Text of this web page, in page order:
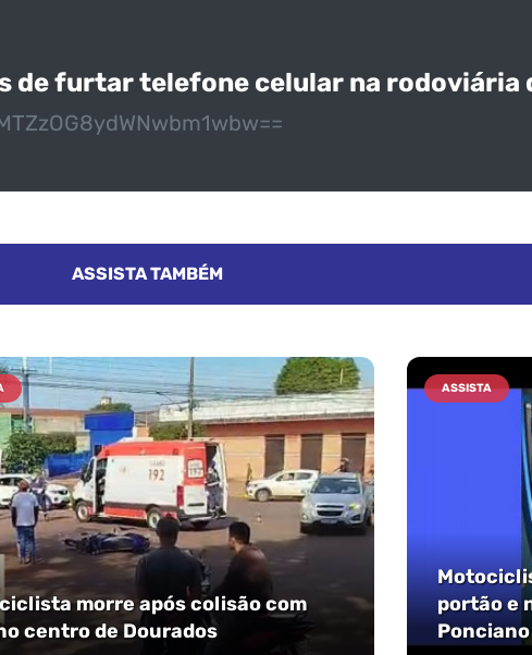
de furtar telefone celular na rodoviária
ASSISTA TAMBÉM
morre após colisão com
centro de Dourados
ASSISTA
portão e
Ponciano